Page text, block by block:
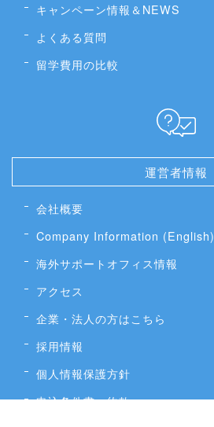
キャンペーン情報＆NEWS
よくある質問
留学費用の比較
運営者情報
会社概要
Company Information (English)
海外サポートオフィス情報
アクセス
企業・法人の方はこちら
採用情報
個人情報保護方針
申込条件書・約款